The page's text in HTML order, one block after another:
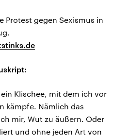
Protest gegen Sexismus in
ein Klischee, mit dem ich vor
kämpfe. Nämlich das
mir, Wut zu äußern. Oder
und ohne jeden Art von